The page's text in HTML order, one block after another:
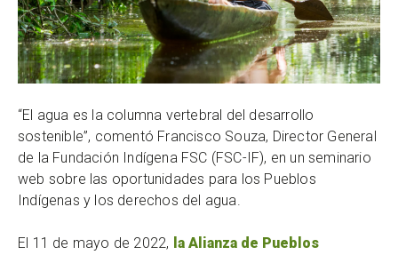
“El agua es la columna vertebral del desarrollo
sostenible”, comentó Francisco Souza, Director General
de la Fundación Indígena FSC (FSC-IF), en un seminario
web sobre las oportunidades para los Pueblos
Indígenas y los derechos del agua.
El 11 de mayo de 2022, la Alianza de Pueblos